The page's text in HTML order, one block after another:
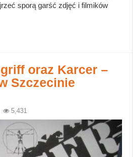
sporą garść zdjęć i filmików
oraz Karcer –
Szczecinie
5,431